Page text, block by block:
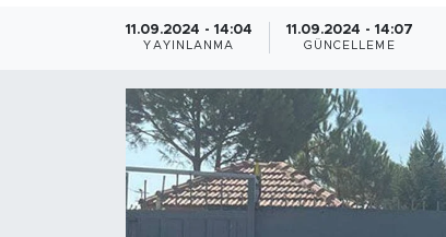
11.09.2024 - 14:04
YAYINLANMA
11.09.2024 - 14:07
GÜNCELLEME